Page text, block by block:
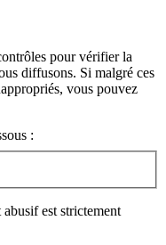
pour vérifier la
diffusons. Si malgré ces
vous pouvez
:
est strictement